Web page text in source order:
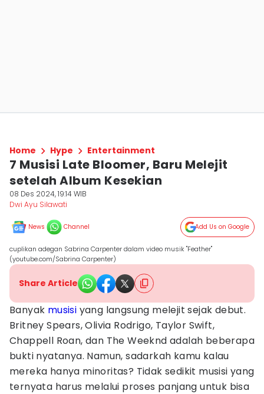
Home Hype Entertainment
7 Musisi Late Bloomer, Baru Melejit
setelah Album Kesekian
08 Des 2024, 19:14 WIB
Dwi Ayu Silawati
News Channel Add Us on Google
cuplikan adegan Sabrina Carpenter dalam video musik "Feather"
(youtube.com/Sabrina Carpenter)
Share Article
Banyak musisi yang langsung melejit sejak debut.
Britney Spears, Olivia Rodrigo, Taylor Swift,
Chappell Roan, dan The Weeknd adalah beberapa
bukti nyatanya. Namun, sadarkah kamu kalau
mereka hanya minoritas? Tidak sedikit musisi yang
ternyata harus melalui proses panjang untuk bisa